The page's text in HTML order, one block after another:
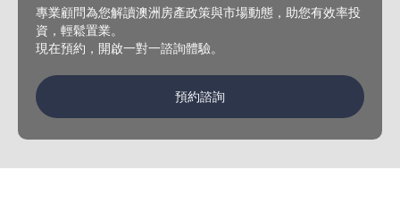
專業顧問為您解讀澳洲房產政策與市場動態，助您有效率投
資，輕鬆置業。
現在預約，開啟一對一諮詢體驗。
預約諮詢